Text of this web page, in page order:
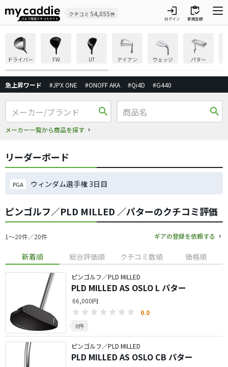
クチコミ 54,055件 login
ログイン
inventory
新規登録
ドライバー FW UT アイアン ウェッジ パター
急上昇ワード #JPX ONE #ONOFF AKA #Qi4D #G440
search
メーカー一覧から商品を探す
search
リーダーボード
PGA ウィンダム選手権 3日目
ピンゴルフ／PLD MILLED ／パターのクチコミ評価
1〜20件／20件 ギアの登録を依頼する
新着順 総合評価順 クチコミ数順 価格順
ピンゴルフ／PLD MILLED
PLD MILLED AS OSLO L パター
66,000円
0.0
0件
ピンゴルフ／PLD MILLED
PLD MILLED AS OSLO CB パター